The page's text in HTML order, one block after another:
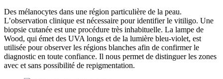
Des mélanocytes dans une région particulière de la peau.
L’observation clinique est nécessaire pour identifier le vitiligo. Une
biopsie cutanée est une procédure très inhabituelle. La lampe de
Wood, qui émet des UVA longs et de la lumière bleu-violet, est
utilisée pour observer les régions blanches afin de confirmer le
diagnostic en toute confiance. Il nous permet de distinguer les zones
avec et sans possibilité de repigmentation.